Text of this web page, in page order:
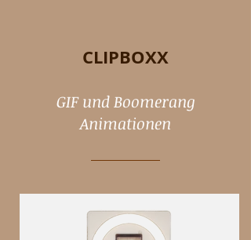
CLIPBOXX
GIF und Boomerang
Animationen